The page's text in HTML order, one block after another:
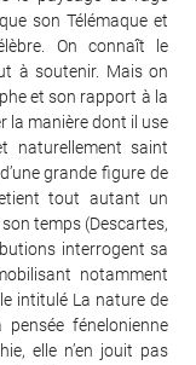
son Télémaque et
On connaît le
à soutenir. Mais on
et son rapport à la
la manière dont il use
naturellement saint
grande figure de
tout autant un
temps (Descartes,
interrogent sa
notamment
intitulé La nature de
fénelonienne
elle n’en jouit pas